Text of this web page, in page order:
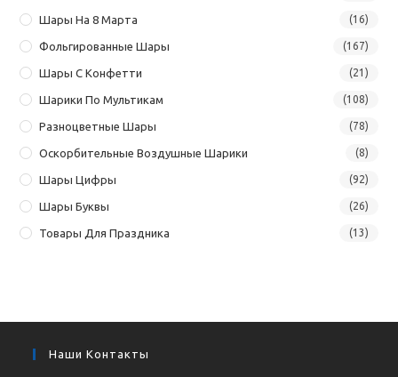
Шары На 8 Марта (16)
Фольгированные Шары (167)
Шары С Конфетти (21)
Шарики По Мультикам (108)
Разноцветные Шары (78)
Оскорбительные Воздушные Шарики (8)
Шары Цифры (92)
Шары Буквы (26)
Товары Для Праздника (13)
Наши Контакты